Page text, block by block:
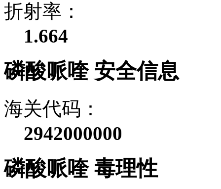
折射率：
1.664
磷酸哌喹 安全信息
海关代码：
2942000000
磷酸哌喹 毒理性